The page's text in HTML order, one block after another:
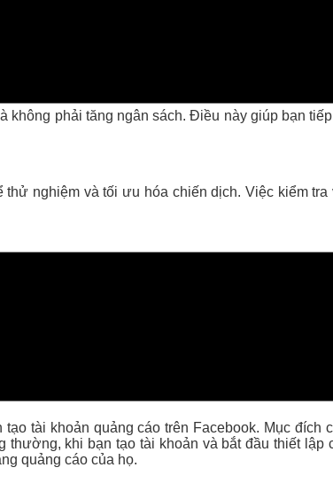
khác nhau, từ lựa chọn đối tượng mục tiêu đến
không phải tăng ngân sách. Điều này giúp bạn
nghiệm và tối ưu hóa chiến dịch. Việc kiểm
cáo đầu tư vào quảng cáo lâu dài, đặc biệt
tài khoản quảng cáo trên Facebook. Mục
khi bạn tạo tài khoản và bắt đầu thiết
quảng cáo của họ.